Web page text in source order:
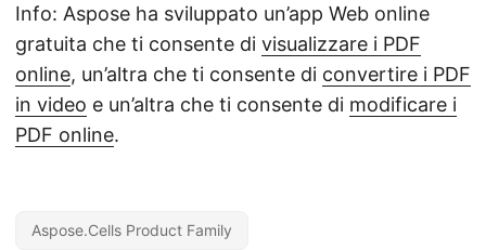
Info: Aspose ha sviluppato un’app Web online
gratuita che ti consente di visualizzare i PDF
online, un’altra che ti consente di convertire i PDF
in video e un’altra che ti consente di modificare i
PDF online.
Aspose.Cells Product Family